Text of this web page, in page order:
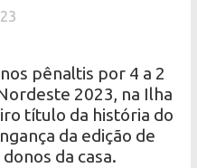
pênaltis por 4 a 2
2023, na Ilha
título da história do
da edição de
da casa.